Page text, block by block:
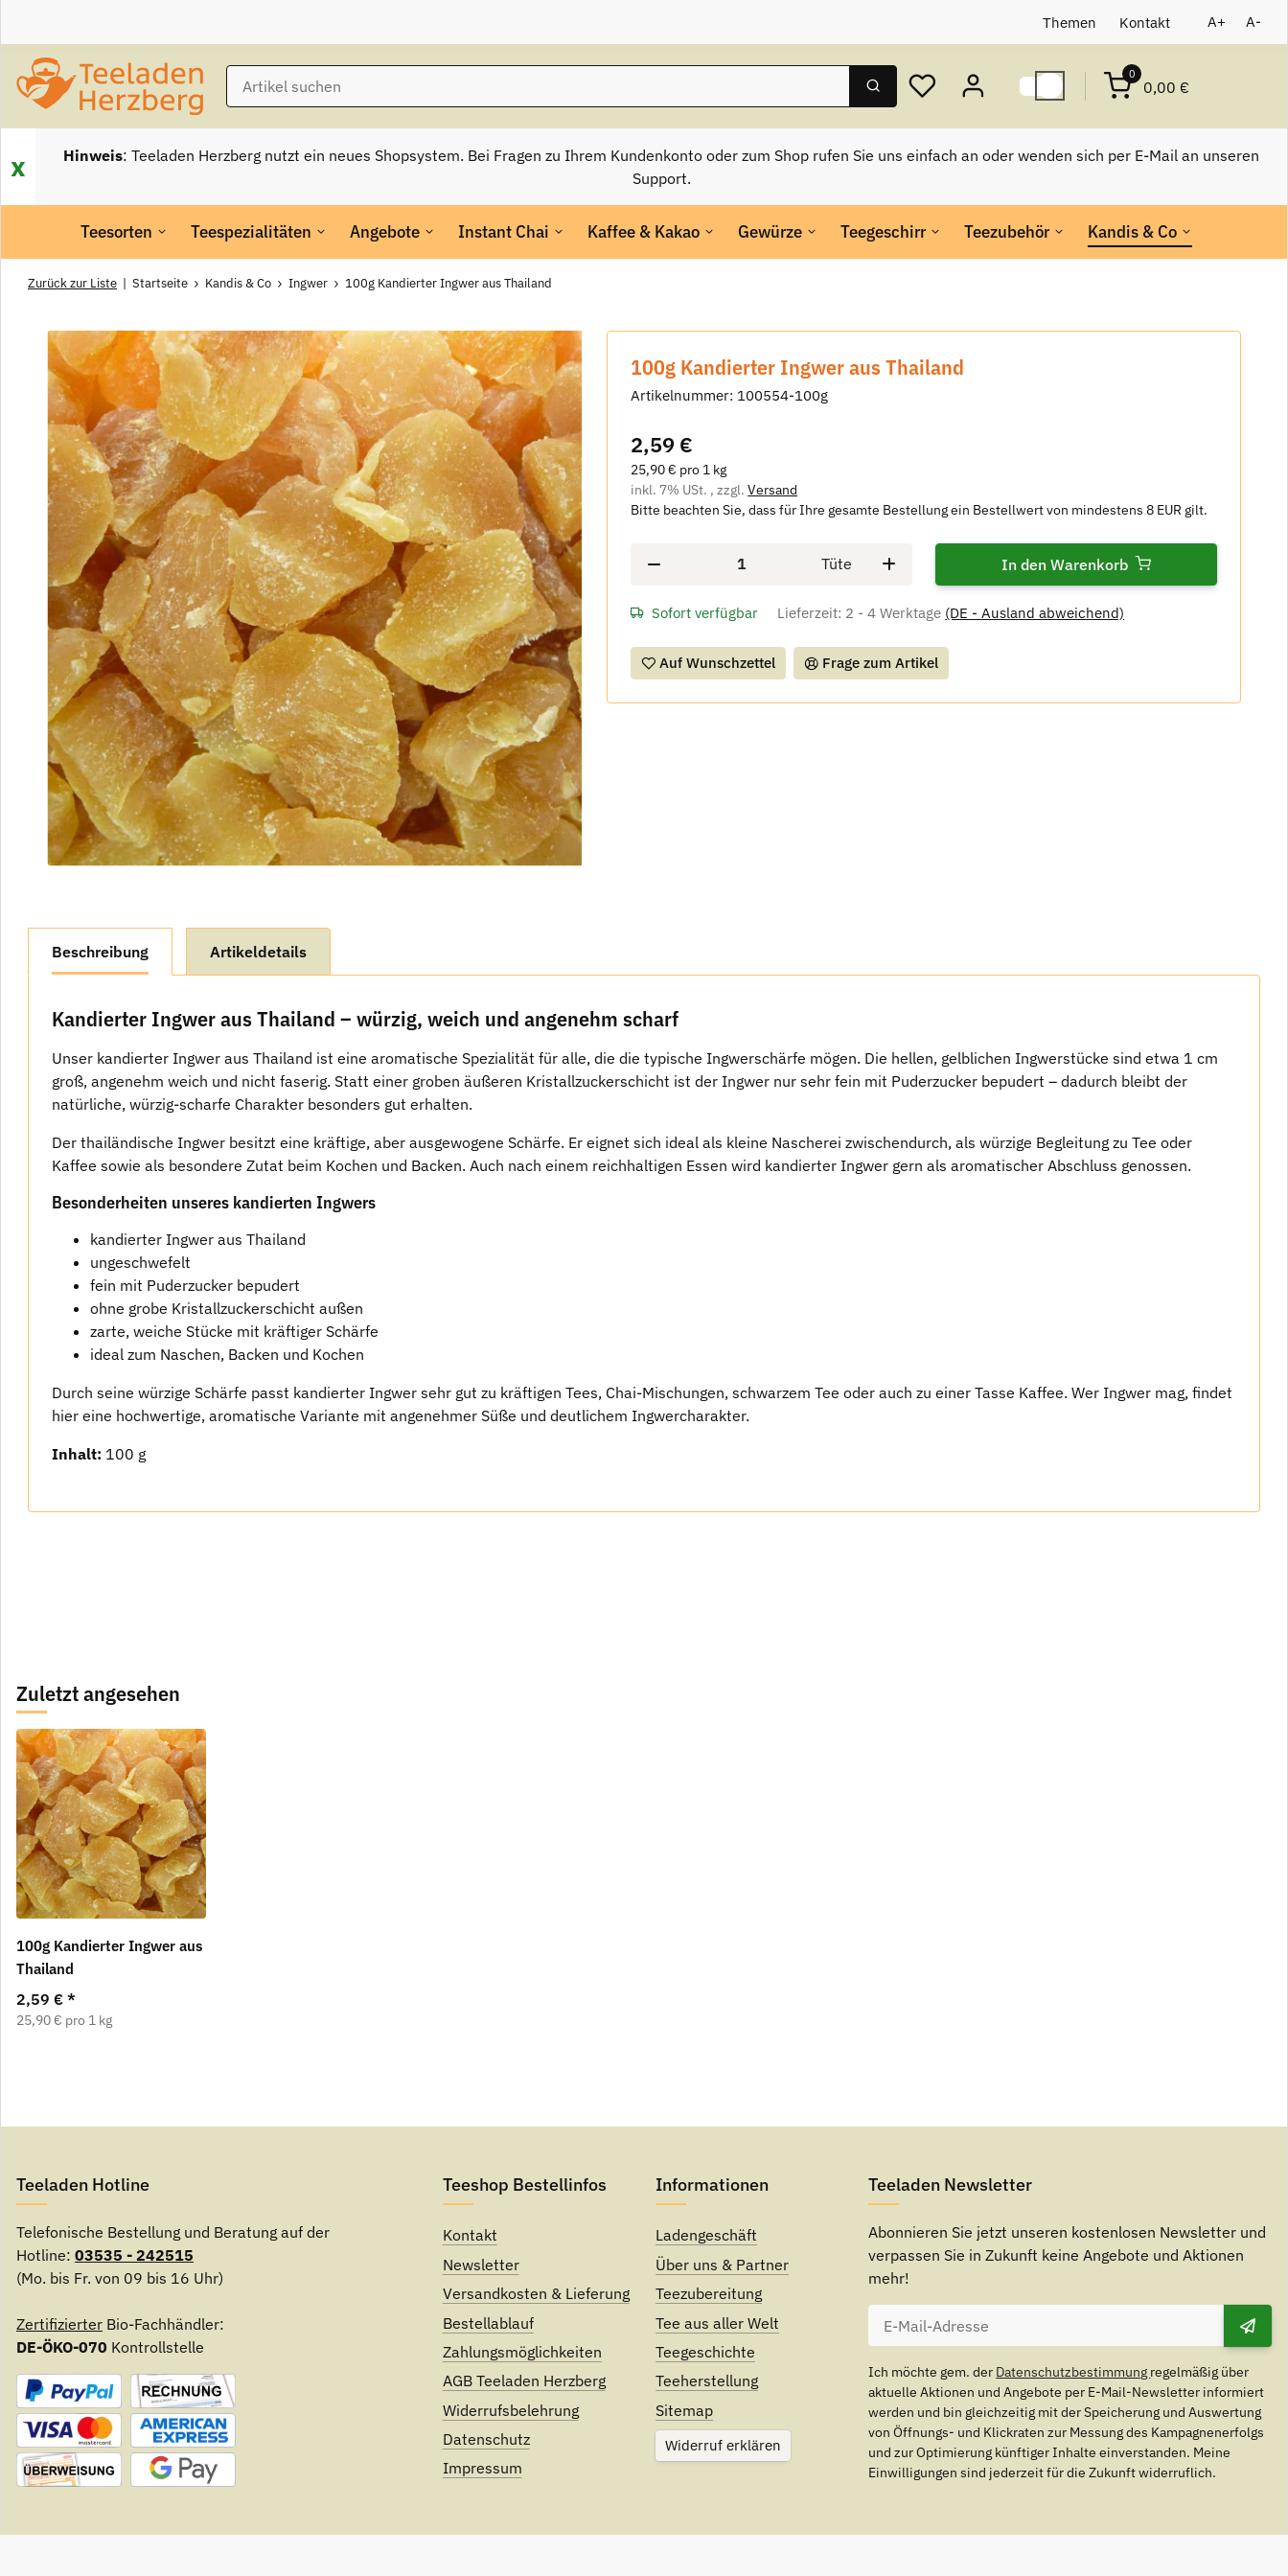
Themen Kontakt A+ A-
0
0,00 €
x Hinweis: Teeladen Herzberg nutzt ein neues Shopsystem. Bei Fragen zu Ihrem Kundenkonto oder zum Shop rufen Sie uns einfach an oder wenden sich per E-Mail an unseren
Support.
Teesorten Teespezialitäten Angebote Instant Chai Kaffee & Kakao Gewürze Teegeschirr Teezubehör Kandis & Co
Zurück zur Liste Startseite Kandis & Co Ingwer 100g Kandierter Ingwer aus Thailand
100g Kandierter Ingwer aus Thailand
Artikelnummer: 100554-100g
2,59 €
25,90 € pro 1 kg
inkl. 7% USt. , zzgl.Versand
Bitte beachten Sie, dass für Ihre gesamte Bestellung ein Bestellwert von mindestens 8 EUR gilt.
Tüte In den Warenkorb
Sofort verfügbar Lieferzeit: 2 - 4 Werktage (DE - Ausland abweichend)
Auf Wunschzettel Frage zum Artikel
Beschreibung Artikeldetails
Kandierter Ingwer aus Thailand – würzig, weich und angenehm scharf
Unser kandierter Ingwer aus Thailand ist eine aromatische Spezialität für alle, die die typische Ingwerschärfe mögen. Die hellen, gelblichen Ingwerstücke sind etwa 1 cm
groß, angenehm weich und nicht faserig. Statt einer groben äußeren Kristallzuckerschicht ist der Ingwer nur sehr fein mit Puderzucker bepudert – dadurch bleibt der
natürliche, würzig-scharfe Charakter besonders gut erhalten.
Der thailändische Ingwer besitzt eine kräftige, aber ausgewogene Schärfe. Er eignet sich ideal als kleine Nascherei zwischendurch, als würzige Begleitung zu Tee oder
Kaffee sowie als besondere Zutat beim Kochen und Backen. Auch nach einem reichhaltigen Essen wird kandierter Ingwer gern als aromatischer Abschluss genossen.
Besonderheiten unseres kandierten Ingwers
kandierter Ingwer aus Thailand
ungeschwefelt
fein mit Puderzucker bepudert
ohne grobe Kristallzuckerschicht außen
zarte, weiche Stücke mit kräftiger Schärfe
ideal zum Naschen, Backen und Kochen
Durch seine würzige Schärfe passt kandierter Ingwer sehr gut zu kräftigen Tees, Chai-Mischungen, schwarzem Tee oder auch zu einer Tasse Kaffee. Wer Ingwer mag, findet
hier eine hochwertige, aromatische Variante mit angenehmer Süße und deutlichem Ingwercharakter.
Inhalt: 100 g
Zuletzt angesehen
100g Kandierter Ingwer aus
Thailand
2,59 € *
25,90 € pro 1 kg
Teeladen Hotline
Telefonische Bestellung und Beratung auf der
Hotline: 03535 - 242515
(Mo. bis Fr. von 09 bis 16 Uhr)
Zertifizierter Bio-Fachhändler:
DE-ÖKO-070 Kontrollstelle
Teeshop Bestellinfos
Kontakt
Newsletter
Versandkosten & Lieferung
Bestellablauf
Zahlungsmöglichkeiten
AGB Teeladen Herzberg
Widerrufsbelehrung
Datenschutz
Impressum
Informationen
Ladengeschäft
Über uns & Partner
Teezubereitung
Tee aus aller Welt
Teegeschichte
Teeherstellung
Sitemap
Widerruf erklären
Teeladen Newsletter
Abonnieren Sie jetzt unseren kostenlosen Newsletter und
verpassen Sie in Zukunft keine Angebote und Aktionen
mehr!
Ich möchte gem. der Datenschutzbestimmung regelmäßig über
aktuelle Aktionen und Angebote per E-Mail-Newsletter informiert
werden und bin gleichzeitig mit der Speicherung und Auswertung
von Öffnungs- und Klickraten zur Messung des Kampagnenerfolgs
und zur Optimierung künftiger Inhalte einverstanden. Meine
Einwilligungen sind jederzeit für die Zukunft widerruflich.